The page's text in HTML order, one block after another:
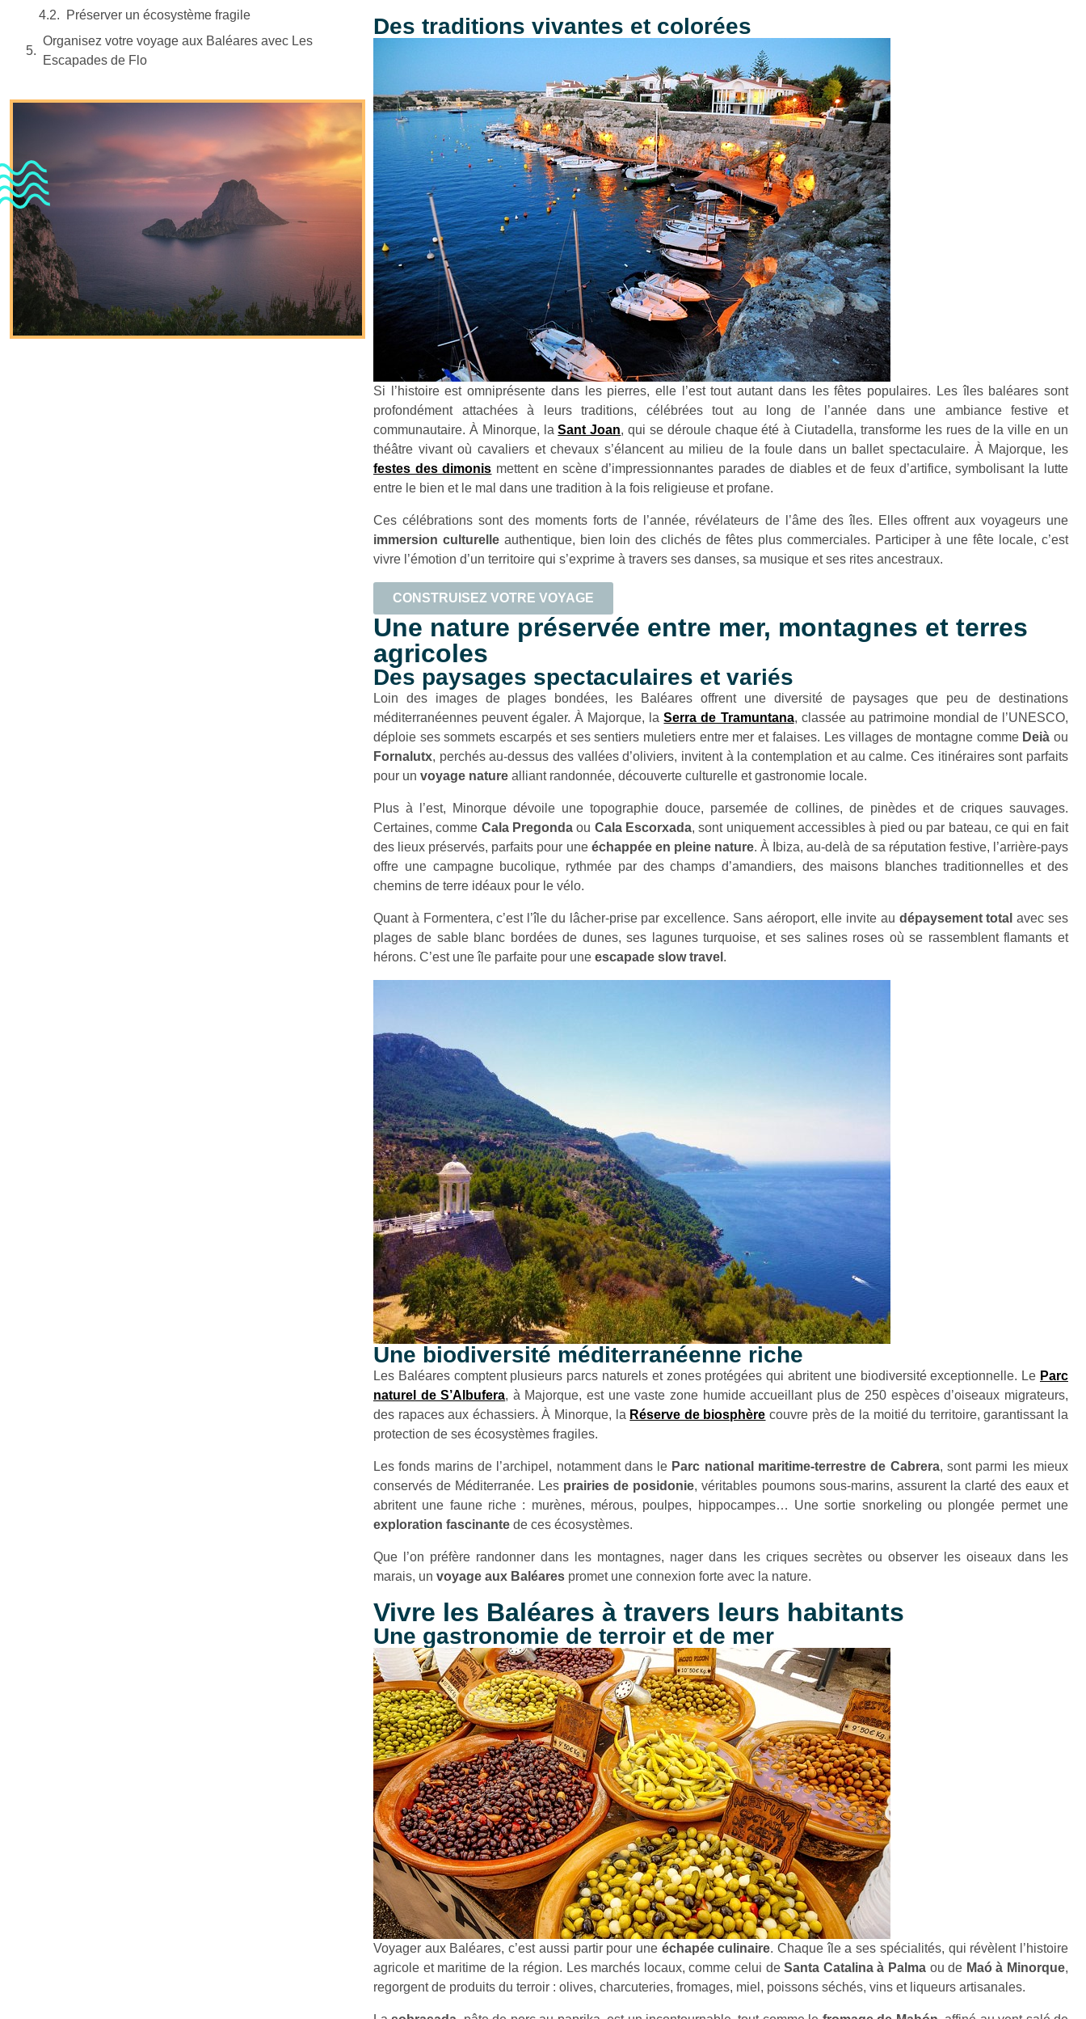
Préserver un écosystème fragile
Organisez votre voyage aux Baléares avec Les
Escapades de Flo
Des traditions vivantes et colorées
Si l’histoire est omniprésente dans les pierres, elle l’est tout autant dans les fêtes populaires. Les îles baléares sont
profondément attachées à leurs traditions, célébrées tout au long de l’année dans une ambiance festive et
communautaire. À Minorque, laSant Joan, qui se déroule chaque été à Ciutadella, transforme les rues de la ville en un
théâtre vivant où cavaliers et chevaux s’élancent au milieu de la foule dans un ballet spectaculaire. À Majorque, les
festes des dimonis mettent en scène d’impressionnantes parades de diables et de feux d’artifice, symbolisant la lutte
entre le bien et le mal dans une tradition à la fois religieuse et profane.
Ces célébrations sont des moments forts de l’année, révélateurs de l’âme des îles. Elles offrent aux voyageurs une
immersion culturelleauthentique, bien loin des clichés de fêtes plus commerciales. Participer à une fête locale, c’est
vivre l’émotion d’un territoire qui s’exprime à travers ses danses, sa musique et ses rites ancestraux.
CONSTRUISEZ VOTRE VOYAGE
Une nature préservée entre mer, montagnes et terres
agricoles
Des paysages spectaculaires et variés
Loin des images de plages bondées, les Baléares offrent une diversité de paysages que peu de destinations
méditerranéennes peuvent égaler. À Majorque, laSerra de Tramuntana, classée au patrimoine mondial de l’UNESCO,
déploie ses sommets escarpés et ses sentiers muletiers entre mer et falaises. Les villages de montagne comme Deià ou
Fornalutx, perchés au-dessus des vallées d’oliviers, invitent à la contemplation et au calme. Ces itinéraires sont parfaits
pour un voyage naturealliant randonnée, découverte culturelle et gastronomie locale.
Plus à l’est, Minorque dévoile une topographie douce, parsemée de collines, de pinèdes et de criques sauvages.
Certaines, comme Cala Pregonda ou Cala Escorxada, sont uniquement accessibles à pied ou par bateau, ce qui en fait
des lieux préservés, parfaits pour une échappée en pleine nature. À Ibiza, au-delà de sa réputation festive, l’arrière-pays
offre une campagne bucolique, rythmée par des champs d’amandiers, des maisons blanches traditionnelles et des
chemins de terre idéaux pour le vélo.
Quant à Formentera, c’est l’île du lâcher-prise par excellence. Sans aéroport, elle invite au dépaysement total avec ses
plages de sable blanc bordées de dunes, ses lagunes turquoise, et ses salines roses où se rassemblent flamants et
hérons. C’est une île parfaite pour une escapade slow travel .
Une biodiversité méditerranéenne riche
Les Baléares comptent plusieurs parcs naturels et zones protégées qui abritent une biodiversité exceptionnelle. Le Parc
naturel de S’Albufera, à Majorque, est une vaste zone humide accueillant plus de 250 espèces d’oiseaux migrateurs,
des rapaces aux échassiers. À Minorque, la Réserve de biosphère couvre près de la moitié du territoire, garantissant la
protection de ses écosystèmes fragiles.
Les fonds marins de l’archipel, notamment dans le Parc national maritime-terrestre de Cabrera, sont parmi les mieux
conservés de Méditerranée. Les prairies de posidonie, véritables poumons sous-marins, assurent la clarté des eaux et
abritent une faune riche : murènes, mérous, poulpes, hippocampes… Une sortie snorkeling ou plongée permet une
exploration fascinantede ces écosystèmes.
Que l’on préfère randonner dans les montagnes, nager dans les criques secrètes ou observer les oiseaux dans les
marais, un voyage aux Baléarespromet une connexion forte avec la nature.
Vivre les Baléares à travers leurs habitants
Une gastronomie de terroir et de mer
Voyager aux Baléares, c’est aussi partir pour une échapée culinaire. Chaque île a ses spécialités, qui révèlent l’histoire
agricole et maritime de la région. Les marchés locaux, comme celui deSanta Catalina à Palma ou de Maó à Minorque,
regorgent de produits du terroir : olives, charcuteries, fromages, miel, poissons séchés, vins et liqueurs artisanales.